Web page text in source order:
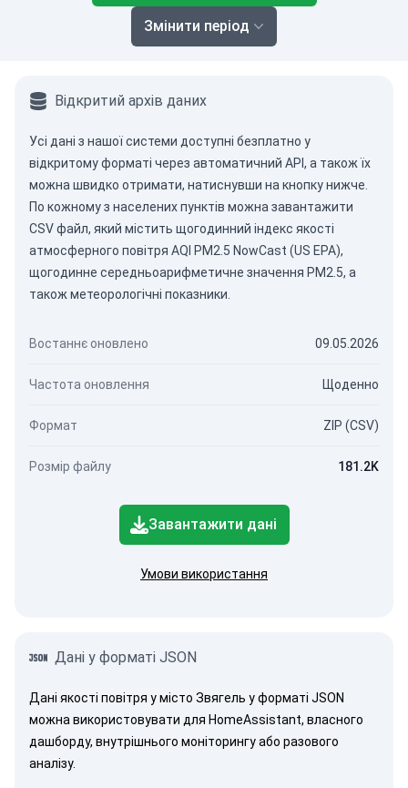
Змінити період
Відкритий архів даних
Усі дані з нашої системи доступні безплатно у
відкритому форматі через автоматичний API , а також їх
можна швидко отримати, натиснувши на кнопку нижче.
По кожному з населених пунктів можна завантажити
CSV файл, який містить щогодинний індекс якості
атмосферного повітря AQI PM2.5 NowCast (US EPA),
щогодинне середньоарифметичне значення PM2.5, а
також метеорологічні показники.
Востаннє оновлено 09.05.2026
Частота оновлення Щоденно
Формат ZIP (CSV)
Розмір файлу 181.2K
Завантажити дані
Умови використання
Дані у форматі JSON
Дані якості повітря у місто Звягель у форматі JSON
можна використовувати для HomeAssistant, власного
дашборду, внутрішнього моніторингу або разового
аналізу.